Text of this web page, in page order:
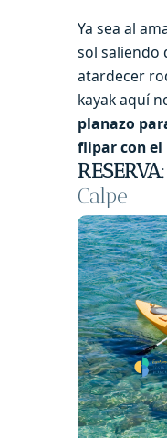
Ya sea al
sol saliendo
atardecer
kayak aquí
planazo
flipar con el
RESERVA:
Calpe